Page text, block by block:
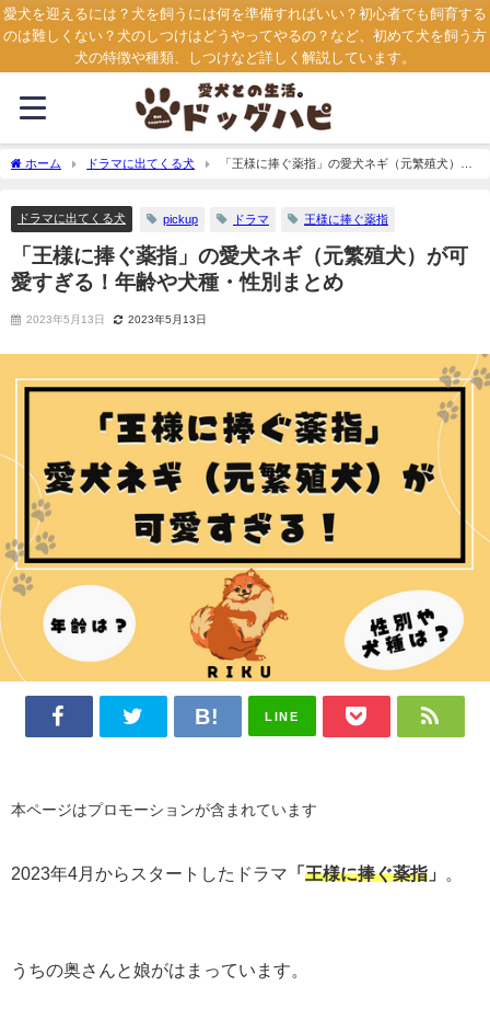
愛犬を迎えるには？犬を飼うには何を準備すればいい？初心者でも飼育する
のは難しくない？犬のしつけはどうやってやるの？など、初めて犬を飼う方
犬の特徴や種類、しつけなど詳しく解説しています。
ホーム ドラマに出てくる犬
「王様に捧ぐ薬指」の愛犬ネギ（元繁殖犬）が
ドラマに出てくる犬 pickup ドラマ 王様に捧ぐ薬指
「王様に捧ぐ薬指」の愛犬ネギ（元繁殖犬）が可
愛すぎる！年齢や犬種・性別まとめ
2023年5月13日 2023年5月13日
LINE
本ページはプロモーションが含まれています
2023年4月からスタートしたドラマ 「 王様に捧ぐ薬指 」
うちの奥さんと娘がはまっています。